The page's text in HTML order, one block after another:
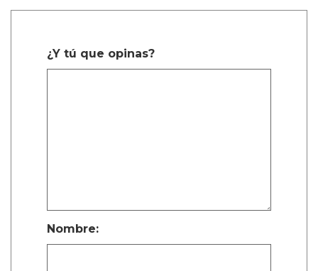
¿Y tú que opinas?
Nombre: